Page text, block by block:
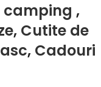
camping ,
, Cutite de
, Cadouri